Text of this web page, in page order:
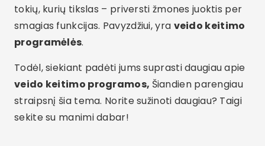
tokių, kurių tikslas – priversti žmones juoktis per
smagias funkcijas. Pavyzdžiui, yra veido keitimo
programėlės.
Todėl, siekiant padėti jums suprasti daugiau apie
veido keitimo programos, Šiandien parengiau
straipsnį šia tema. Norite sužinoti daugiau? Taigi
sekite su manimi dabar!